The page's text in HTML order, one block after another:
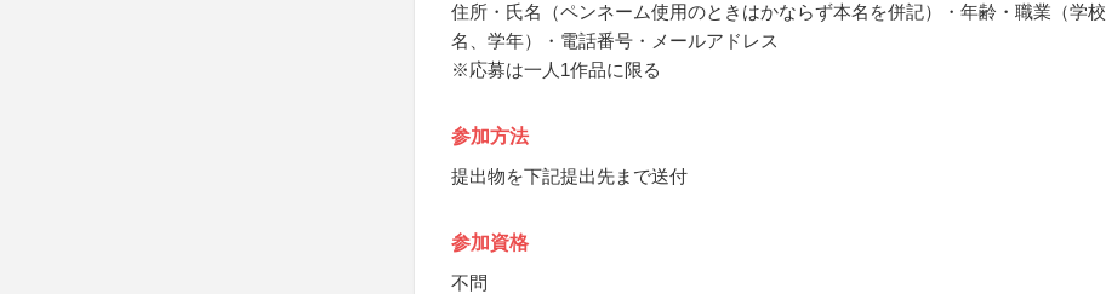
住所・氏名（ペンネーム使用のときはかならず本名を併記）・年齢・職業（学校
名、学年）・電話番号・メールアドレス
※応募は一人1作品に限る
参加方法
提出物を下記提出先まで送付
参加資格
不問